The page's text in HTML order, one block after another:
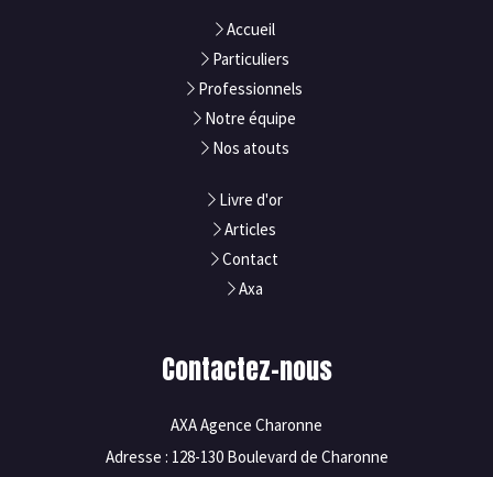
Accueil
Particuliers
Professionnels
Notre équipe
Nos atouts
Livre d'or
Articles
Contact
Axa
Contactez-nous
AXA Agence Charonne
Adresse : 128-130 Boulevard de Charonne